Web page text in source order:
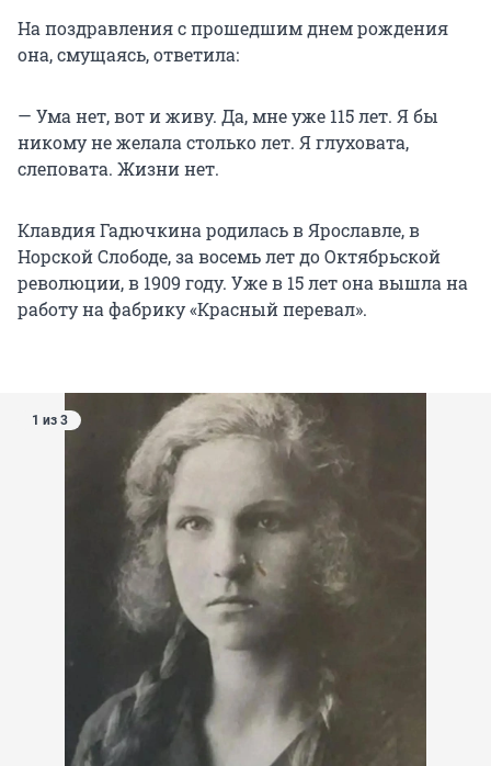
На поздравления с прошедшим днем рождения
она, смущаясь, ответила:
— Ума нет, вот и живу. Да, мне уже 115 лет. Я бы
никому не желала столько лет. Я глуховата,
слеповата. Жизни нет.
Клавдия Гадючкина родилась в Ярославле, в
Норской Слободе, за восемь лет до Октябрьской
революции, в 1909 году. Уже в 15 лет она вышла на
работу на фабрику «Красный перевал».
1 из 3